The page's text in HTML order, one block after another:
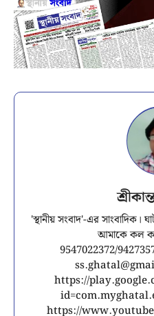
'স্থানীয় সংবাদ'-এর
আমাকে কল
9547022372/
https://
https://